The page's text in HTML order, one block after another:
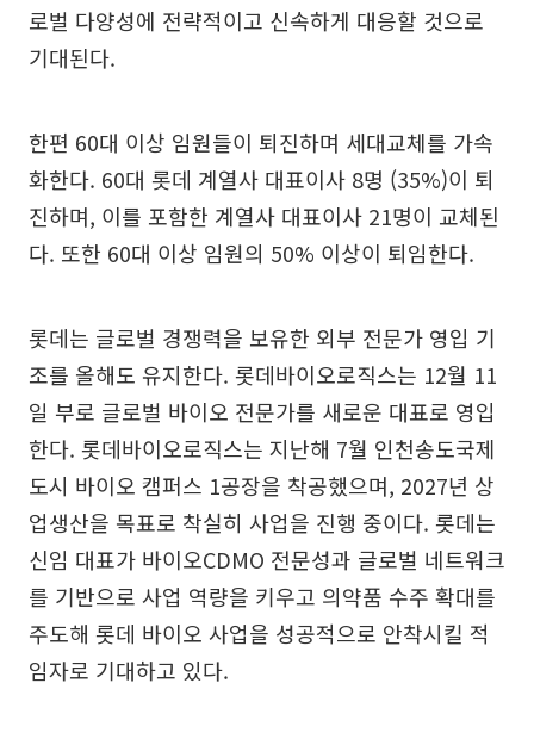
로벌 다양성에 전략적이고 신속하게 대응할 것으로
기대된다.
한편 60대 이상 임원들이 퇴진하며 세대교체를 가속
화한다. 60대 롯데 계열사 대표이사 8명 (35%)이 퇴
진하며, 이를 포함한 계열사 대표이사 21명이 교체된
다. 또한 60대 이상 임원의 50% 이상이 퇴임한다.
롯데는 글로벌 경쟁력을 보유한 외부 전문가 영입 기
조를 올해도 유지한다. 롯데바이오로직스는 12월 11
일 부로 글로벌 바이오 전문가를 새로운 대표로 영입
한다. 롯데바이오로직스는 지난해 7월 인천송도국제
도시 바이오 캠퍼스 1공장을 착공했으며, 2027년 상
업생산을 목표로 착실히 사업을 진행 중이다. 롯데는
신임 대표가 바이오CDMO 전문성과 글로벌 네트워크
를 기반으로 사업 역량을 키우고 의약품 수주 확대를
주도해 롯데 바이오 사업을 성공적으로 안착시킬 적
임자로 기대하고 있다.